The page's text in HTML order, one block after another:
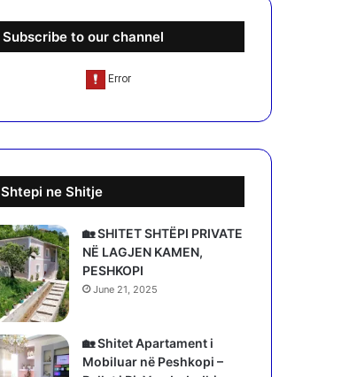
Subscribe to our channel
Shtepi ne Shitje
🏡 SHITET SHTËPI PRIVATE
NË LAGJEN KAMEN,
PESHKOPI
June 21, 2025
🏡 Shitet Apartament i
Mobiluar në Peshkopi –